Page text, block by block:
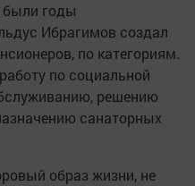
были годы
Ибрагимов создал
по категориям.
по социальной
решению
санаторных
образ жизни, не